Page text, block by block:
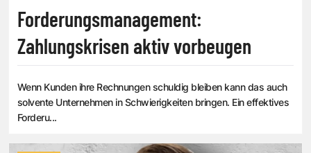
Forderungsmanagement:
Zahlungskrisen aktiv vorbeugen
Wenn Kunden ihre Rechnungen schuldig bleiben kann das auch
solvente Unternehmen in Schwierigkeiten bringen. Ein effektives
Forderu...